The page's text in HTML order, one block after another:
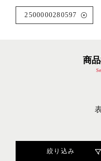
2500000280597
商
絞り込み